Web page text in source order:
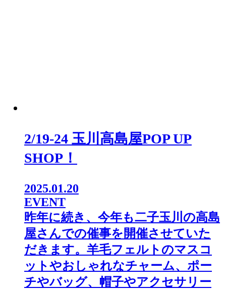
2/19-24 玉川高島屋POP UP
SHOP！
2025.01.20
EVENT
昨年に続き、今年も二子玉川の高島
屋さんでの催事を開催させていた
だきます。羊毛フェルトのマスコ
ットやおしゃれなチャーム、ポー
チやバッグ、帽子やアクセサリー